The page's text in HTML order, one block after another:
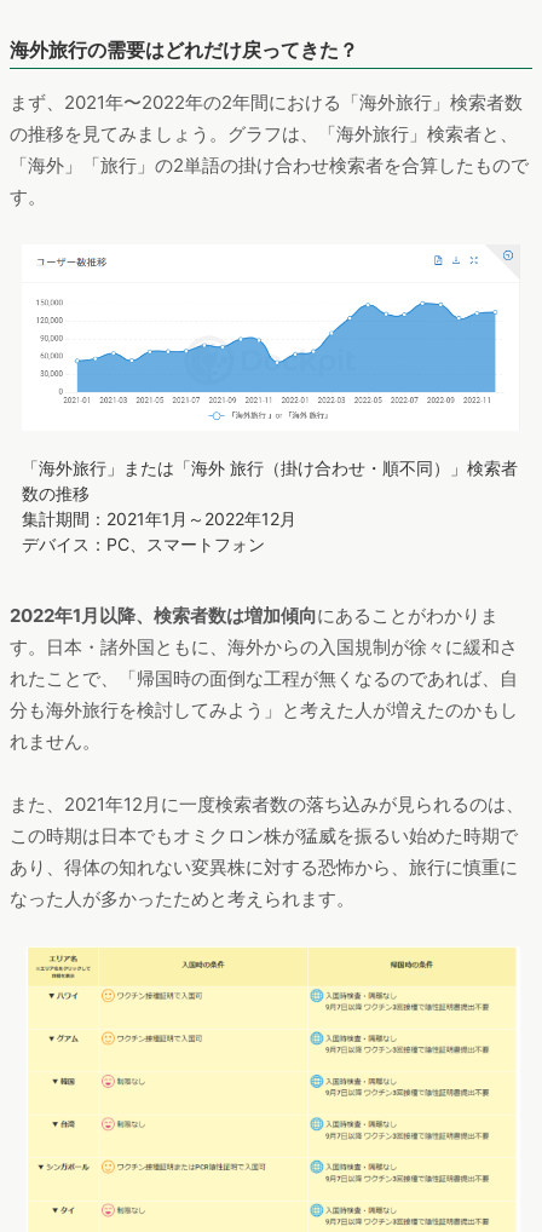
海外旅行の需要はどれだけ戻ってきた？
まず、2021年〜2022年の2年間における「海外旅行」検索者数
の推移を見てみましょう。グラフは、「海外旅行」検索者と、
「海外」「旅行」の2単語の掛け合わせ検索者を合算したもので
す。
「海外旅行」または「海外 旅行（掛け合わせ・順不同）」検索者
数の推移
集計期間：2021年1月～2022年12月
デバイス：PC、スマートフォン
2022年1月以降、検索者数は増加傾向にあることがわかりま
す。日本・諸外国ともに、海外からの入国規制が徐々に緩和さ
れたことで、「帰国時の面倒な工程が無くなるのであれば、自
分も海外旅行を検討してみよう」と考えた人が増えたのかもし
れません。
また、2021年12月に一度検索者数の落ち込みが見られるのは、
この時期は日本でもオミクロン株が猛威を振るい始めた時期で
あり、得体の知れない変異株に対する恐怖から、旅行に慎重に
なった人が多かったためと考えられます。